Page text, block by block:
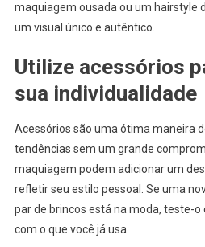
maquiagem ousada ou um hairstyle
um visual único e autêntico.
Utilize acessórios
sua individualidade
Acessórios são uma ótima maneira
tendências sem um grande
maquiagem podem adicionar um
refletir seu estilo pessoal. Se uma
par de brincos está na moda, teste-o
com o que você já usa.